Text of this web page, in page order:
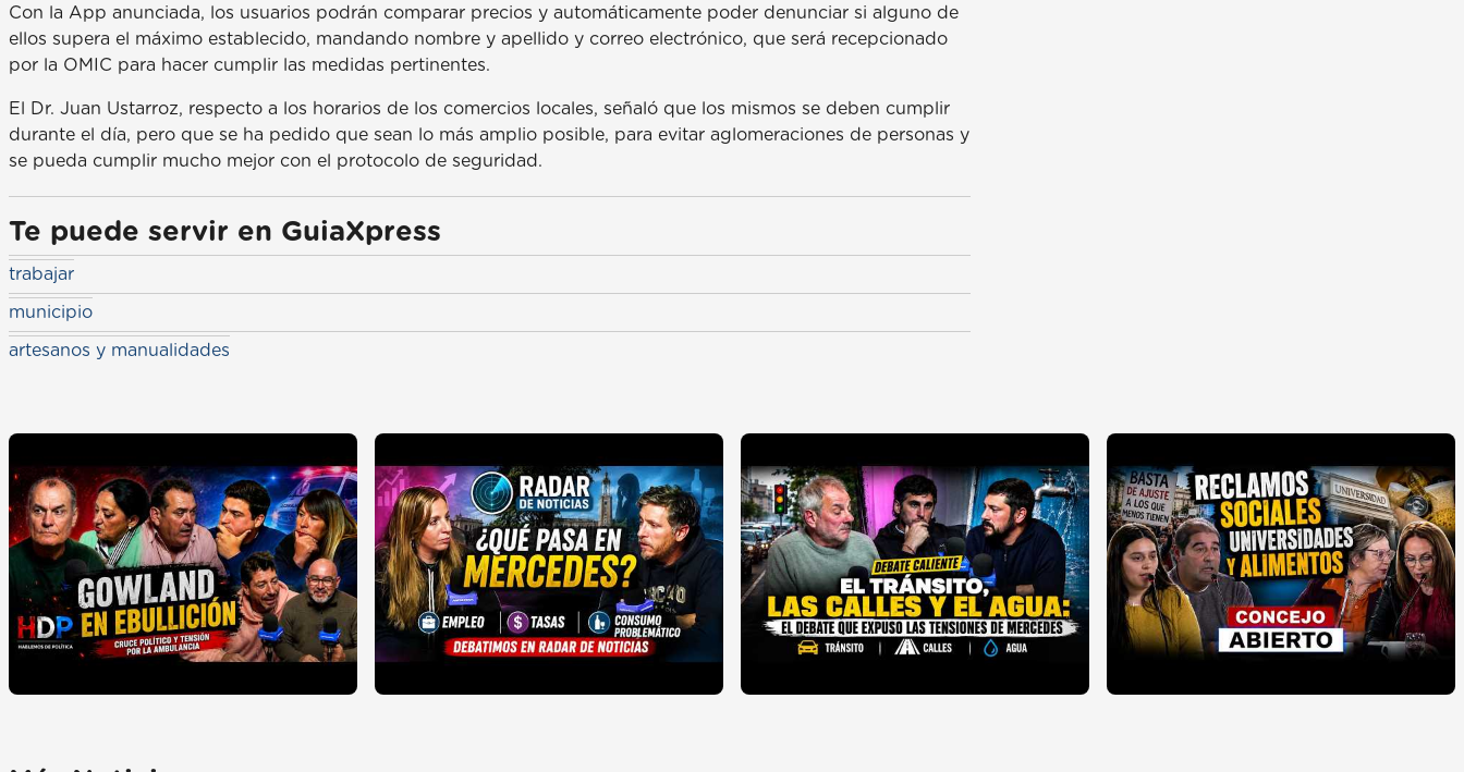
Con la App anunciada, los usuarios podrán comparar precios y automáticamente poder denunciar si alguno de
ellos supera el máximo establecido, mandando nombre y apellido y correo electrónico, que será recepcionado
por la OMIC para hacer cumplir las medidas pertinentes.
El Dr. Juan Ustarroz, respecto a los horarios de los comercios locales, señaló que los mismos se deben cumplir
durante el día, pero que se ha pedido que sean lo más amplio posible, para evitar aglomeraciones de personas y
se pueda cumplir mucho mejor con el protocolo de seguridad.
Te puede servir en GuiaXpress
trabajar
municipio
artesanos y manualidades